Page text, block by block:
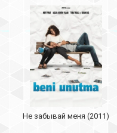
Не забывай меня (2011)